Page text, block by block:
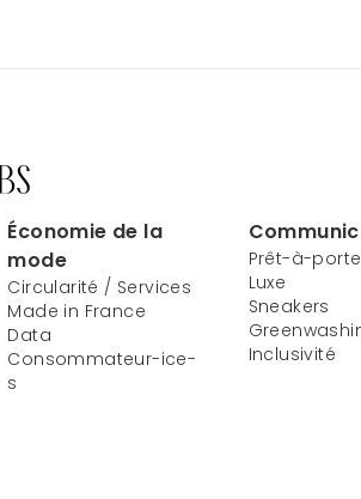
Économie de la
mode
Circularité / Services
Made in France
Data
Consommateur-ice-
s
Prêt-à-
Luxe
Sneakers
Inclusivité